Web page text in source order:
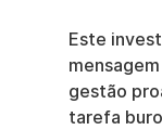
Este
gestão
tarefa